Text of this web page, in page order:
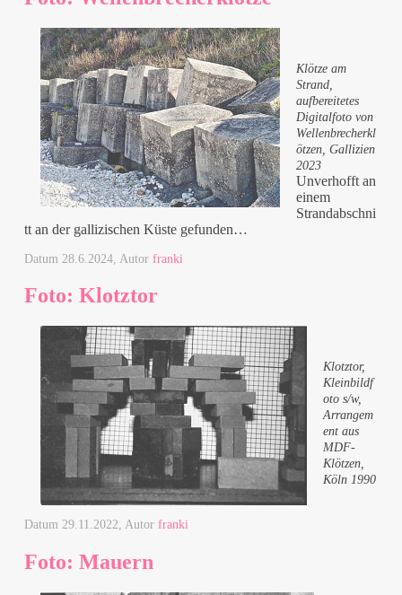
Klötze am
Strand,
aufbereitetes
Digitalfoto von
Wellenbrecherkl
ötzen, Gallizien
2023
Unverhofft an
einem
Strandabschni
tt an der gallizischen Küste gefunden…
Datum 28.6.2024 , Autorfranki
Foto: Klotztor
Klotztor,
Kleinbildf
oto s/w,
Arrangem
ent aus
MDF-
Klötzen,
Köln 1990
Datum29.11.2022, Autorfranki
Foto: Mauern